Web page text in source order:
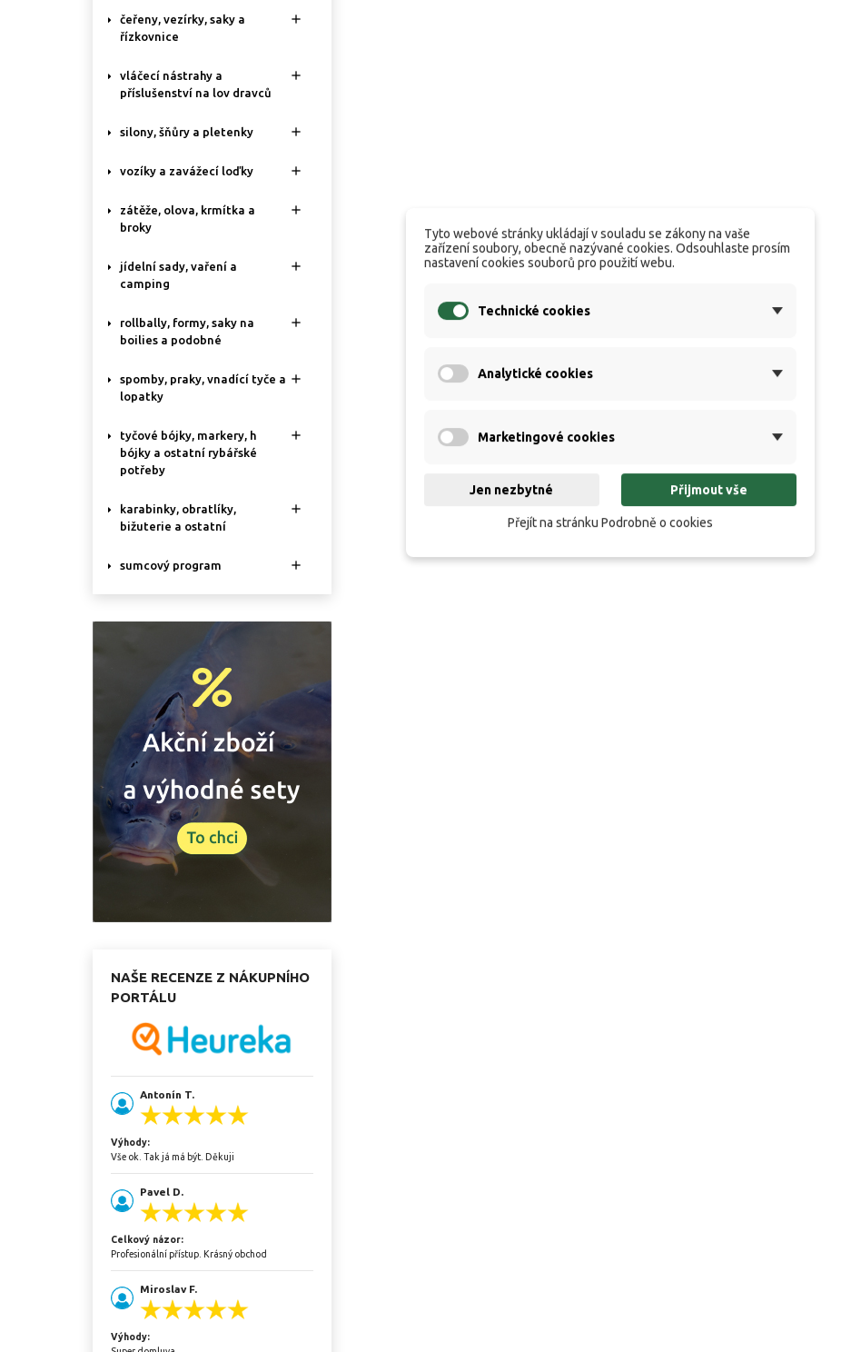
čeřeny, vezírky, saky a
řízkovnice

vláčecí nástrahy a
příslušenství na lov dravců

silony, šňůry a pletenky 
vozíky a zavážecí loďky 
zátěže, olova, krmítka a
broky

jídelní sady, vaření a
camping

rollbally, formy, saky na
boilies a podobné

spomby, praky, vnadící tyče a
lopatky

tyčové bójky, markery, h
bójky a ostatní rybářské
potřeby

karabinky, obratlíky,
bižuterie a ostatní

sumcový program 
NAŠE RECENZE Z NÁKUPNÍHO
PORTÁLU
Antonín T.
Výhody:
Vše ok. Tak já má být. Děkuji
Pavel D.
Celkový názor:
Profesionální přístup. Krásný obchod
Miroslav F.
Výhody:
Tyto webové stránky ukládají v souladu se zákony na vaše
zařízení soubory, obecně nazývané cookies. Odsouhlaste prosím
nastavení cookies souborů pro použití webu.
Technické cookies
Analytické cookies
Marketingové cookies
Jen nezbytné Přijmout vše
Přejít na stránku Podrobně o cookies